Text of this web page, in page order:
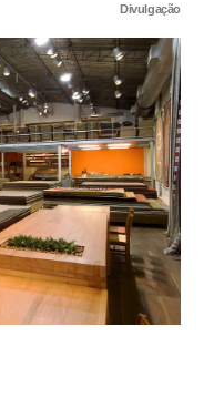
Divulgação